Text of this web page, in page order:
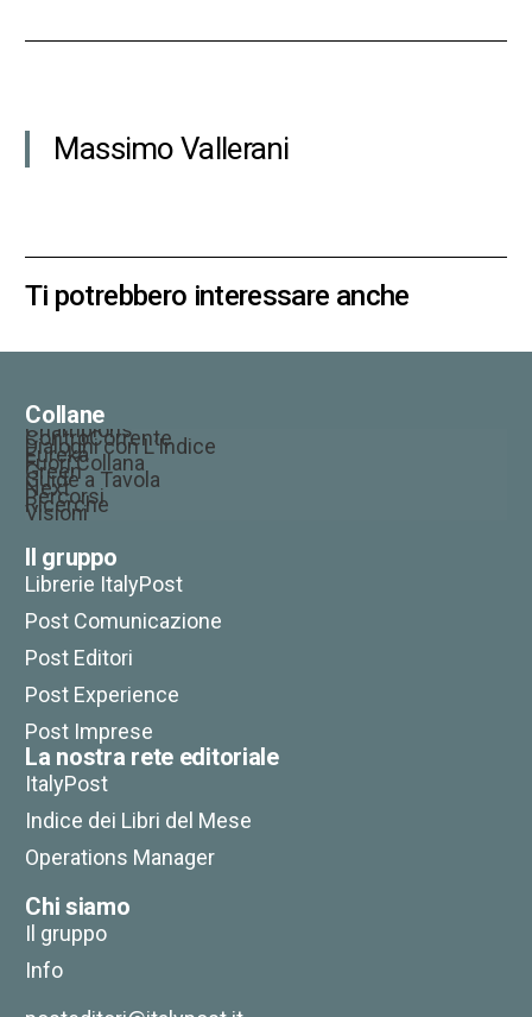
Massimo Vallerani
Ti potrebbero interessare anche
Collane
Champions
ControCorrente
Dialoghi con L’Indice
Eureka
Fuori Collana
Green
Guide a Tavola
Next
Percorsi
Ricerche
Visioni
Il gruppo
Librerie ItalyPost
Post Comunicazione
Post Editori
Post Experience
Post Imprese
La nostra rete editoriale
ItalyPost
Indice dei Libri del Mese
Operations Manager
Chi siamo
Il gruppo
Info